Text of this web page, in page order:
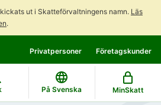
ut i Skatteförvaltningens namn. Läs
.
direkt
till
innehållet
till
hela
webbplatsens
sökning
Privatpersoner Företagskunder
På Svenska MinSkatt